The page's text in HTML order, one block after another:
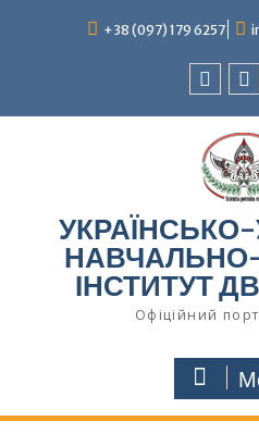
+38 (097) 179 6257
ІНСТИТУТ
Офіційний